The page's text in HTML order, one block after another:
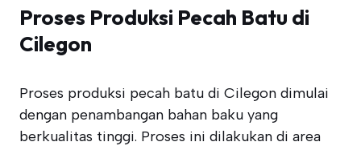
Proses Produksi Pecah Batu di
Cilegon
Proses produksi pecah batu di Cilegon dimulai
dengan penambangan bahan baku yang
berkualitas tinggi. Proses ini dilakukan di area